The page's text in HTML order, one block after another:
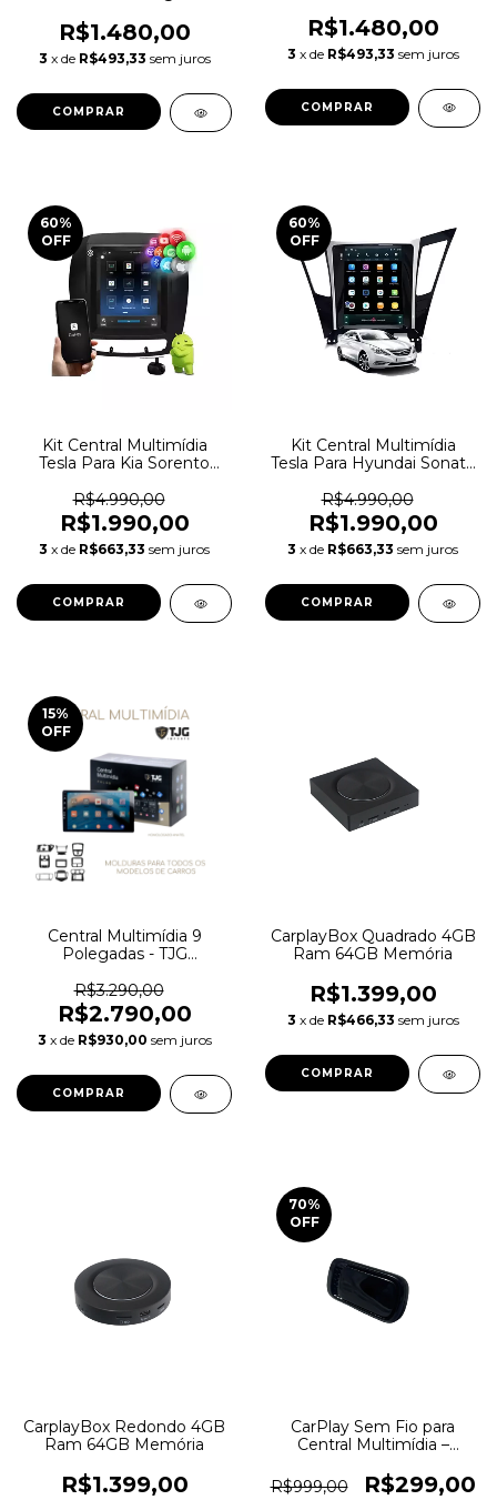
Preto
R$1.480,00
3 x de R$493,33 sem juros
R$1.480,00
3 x de R$493,33 sem juros
60%
OFF
Kit Central Multimídia
Tesla Para Kia Sorento
R$4.990,00
R$1.990,00
3 x de R$663,33 sem juros
60%
OFF
Kit Central Multimídia
Tesla Para Hyundai Sonata
R$4.990,00
R$1.990,00
3 x de R$663,33 sem juros
15%
OFF
Central Multimídia 9
Polegadas - TJG
R$3.290,00
R$2.790,00
3 x de R$930,00 sem juros
CarplayBox Quadrado 4GB
Ram 64GB Memória
R$1.399,00
3 x de R$466,33 sem juros
CarplayBox Redondo 4GB
Ram 64GB Memória
R$1.399,00
70%
OFF
CarPlay Sem Fio para
Central Multimídia –
Imports
R$999,00 R$299,00